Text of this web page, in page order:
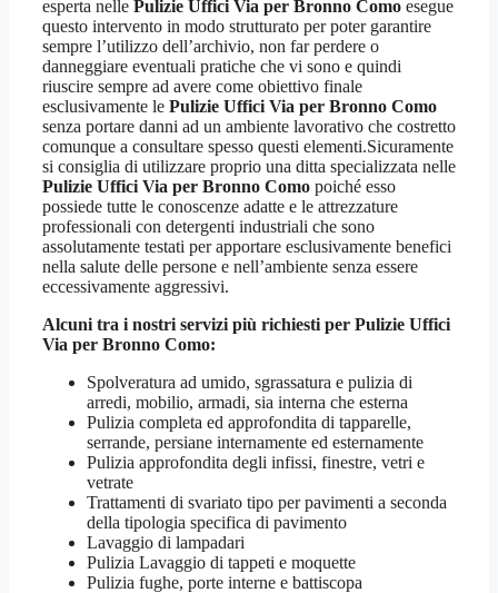
esperta nelle Pulizie Uffici Via per Bronno Como esegue
questo intervento in modo strutturato per poter garantire
sempre l’utilizzo dell’archivio, non far perdere o
danneggiare eventuali pratiche che vi sono e quindi
riuscire sempre ad avere come obiettivo finale
esclusivamente le Pulizie Uffici Via per Bronno Como
senza portare danni ad un ambiente lavorativo che costretto
comunque a consultare spesso questi elementi.Sicuramente
si consiglia di utilizzare proprio una ditta specializzata nelle
Pulizie Uffici Via per Bronno Como poiché esso
possiede tutte le conoscenze adatte e le attrezzature
professionali con detergenti industriali che sono
assolutamente testati per apportare esclusivamente benefici
nella salute delle persone e nell’ambiente senza essere
eccessivamente aggressivi.
Alcuni tra i nostri servizi più richiesti per Pulizie Uffici
Via per Bronno Como:
Spolveratura ad umido, sgrassatura e pulizia di
arredi, mobilio, armadi, sia interna che esterna
Pulizia completa ed approfondita di tapparelle,
serrande, persiane internamente ed esternamente
Pulizia approfondita degli infissi, finestre, vetri e
vetrate
Trattamenti di svariato tipo per pavimenti a seconda
della tipologia specifica di pavimento
Lavaggio di lampadari
Pulizia Lavaggio di tappeti e moquette
Pulizia fughe, porte interne e battiscopa